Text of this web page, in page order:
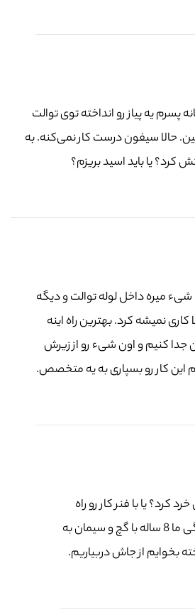
پسرم یه پیاز رو انداخته توی توالت
حالا سیفون درست کار نمی‌کنه. به
کرد؟ یا باید اسید بریزم؟
میره داخل لوله توالت و دیگه
کاری نمیشه کرد. بهترین راه اینه
جدا کنیم و اون شیء رو از زیرش
این کار رو بسپاری به یه متخصص.
کرد؟ یا با فنر کار رو راه
انداخت؟ چون توالت فرنگی ما 8 ساله با گچ و سیمان به
بخوایم از جاش دربیاریم.